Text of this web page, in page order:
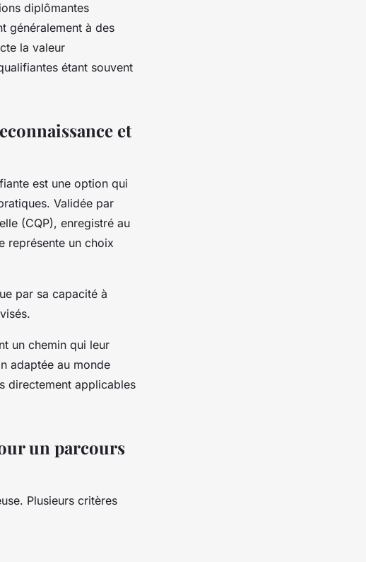
diplômantes
généralement à des
la valeur
étant souvent
et
est une option qui
Validée par
(CQP), enregistré au
représente un choix
par sa capacité à
un chemin qui leur
adaptée au monde
directement applicables
un parcours
Plusieurs critères